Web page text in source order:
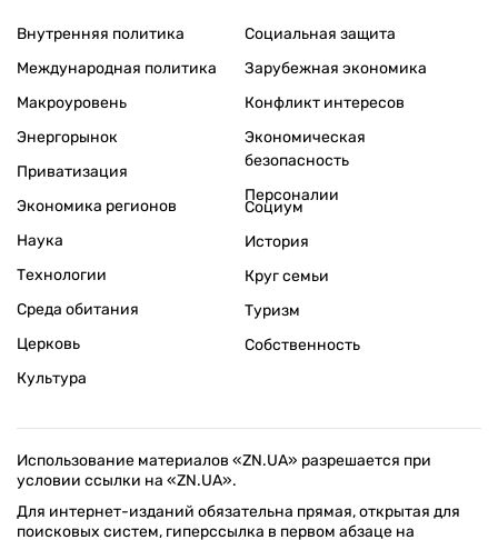
Внутренняя политика
Международная политика
Макроуровень
Энергорынок
Приватизация
Экономика регионов
Социальная защита
Зарубежная экономика
Конфликт интересов
Экономическая
безопасность
Персоналии
Наука
Технологии
Среда обитания
Церковь
Культура
Социум
История
Круг семьи
Туризм
Собственность
Использование материалов «ZN.UA» разрешается при
условии ссылки на «ZN.UA».
Для интернет-изданий обязательна прямая, открытая для
поисковых систем, гиперссылка в первом абзаце на